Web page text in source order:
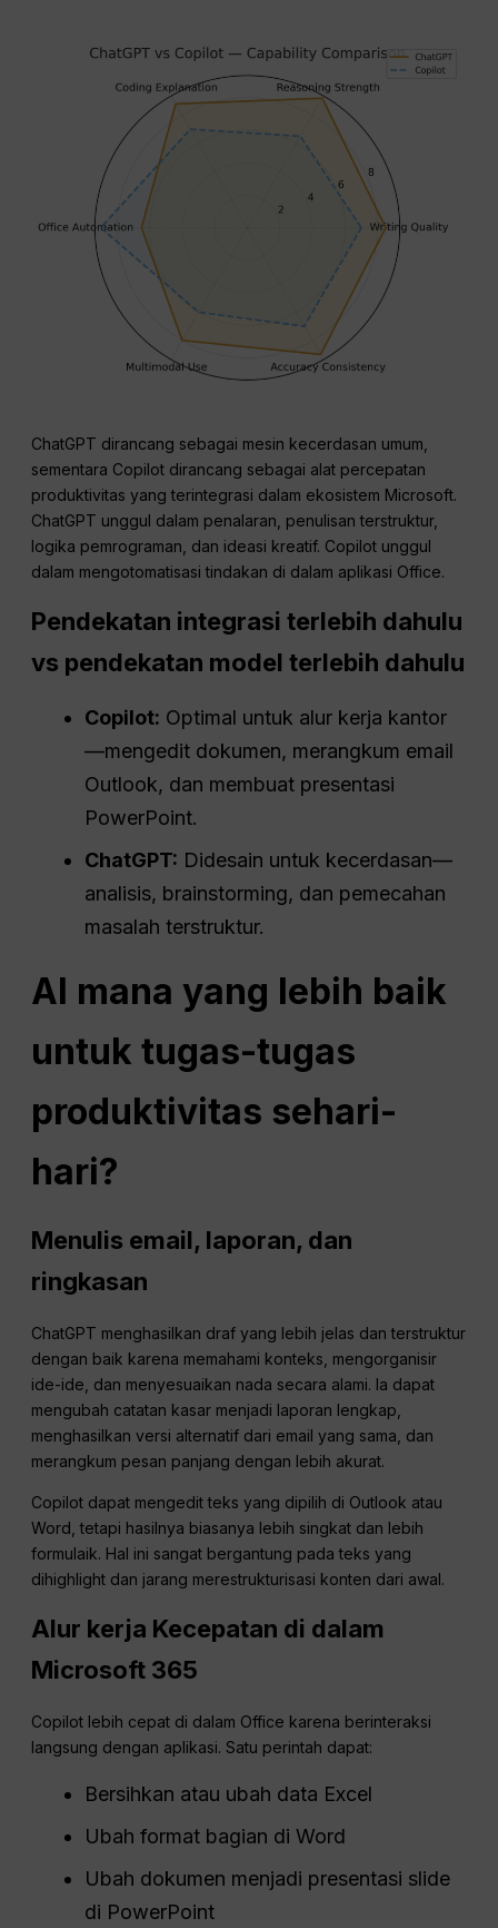
ChatGPT dirancang sebagai mesin kecerdasan umum,
sementara Copilot dirancang sebagai alat percepatan
produktivitas yang terintegrasi dalam ekosistem Microsoft.
ChatGPT unggul dalam penalaran, penulisan terstruktur,
logika pemrograman, dan ideasi kreatif. Copilot unggul
dalam mengotomatisasi tindakan di dalam aplikasi Office.
Pendekatan integrasi terlebih dahulu
vs pendekatan model terlebih dahulu
Copilot: Optimal untuk alur kerja kantor
—mengedit dokumen, merangkum email
Outlook, dan membuat presentasi
PowerPoint.
ChatGPT: Didesain untuk kecerdasan—
analisis, brainstorming, dan pemecahan
masalah terstruktur.
AI mana yang lebih baik
untuk tugas-tugas
produktivitas sehari-
hari?
Menulis email, laporan, dan
ringkasan
ChatGPT menghasilkan draf yang lebih jelas dan terstruktur
dengan baik karena memahami konteks, mengorganisir
ide-ide, dan menyesuaikan nada secara alami. Ia dapat
mengubah catatan kasar menjadi laporan lengkap,
menghasilkan versi alternatif dari email yang sama, dan
merangkum pesan panjang dengan lebih akurat.
Copilot dapat mengedit teks yang dipilih di Outlook atau
Word, tetapi hasilnya biasanya lebih singkat dan lebih
formulaik. Hal ini sangat bergantung pada teks yang
dihighlight dan jarang merestrukturisasi konten dari awal.
Alur kerja Kecepatan di dalam
Microsoft 365
Copilot lebih cepat di dalam Office karena berinteraksi
langsung dengan aplikasi. Satu perintah dapat:
Bersihkan atau ubah data Excel
Ubah format bagian di Word
Ubah dokumen menjadi presentasi slide
di PowerPoint